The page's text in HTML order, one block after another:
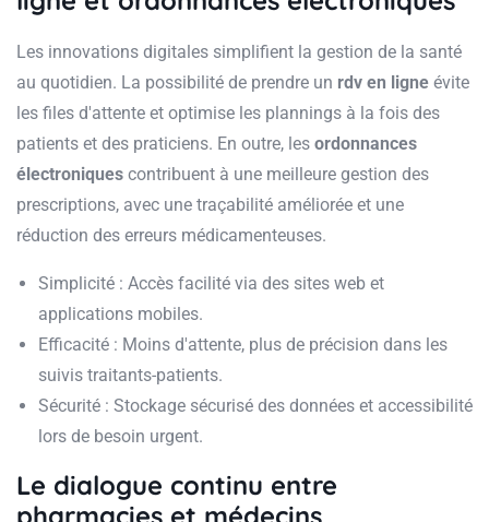
Les innovations digitales simplifient la gestion de la santé
au quotidien. La possibilité de prendre un rdv en ligne évite
les files d'attente et optimise les plannings à la fois des
patients et des praticiens. En outre, les ordonnances
électroniques contribuent à une meilleure gestion des
prescriptions, avec une traçabilité améliorée et une
réduction des erreurs médicamenteuses.
Simplicité : Accès facilité via des sites web et
applications mobiles.
Efficacité : Moins d'attente, plus de précision dans les
suivis traitants-patients.
Sécurité : Stockage sécurisé des données et accessibilité
lors de besoin urgent.
Le dialogue continu entre
pharmacies et médecins